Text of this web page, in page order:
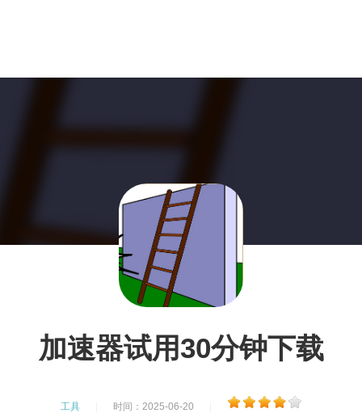
加速器试用30分钟下载
工具 时间：2025-06-20